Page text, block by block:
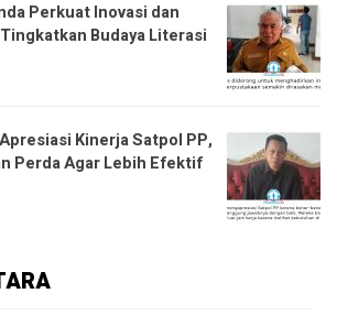
Perkuat Inovasi dan
Budaya Literasi
Kinerja Satpol PP,
Perda Agar Lebih Efektif